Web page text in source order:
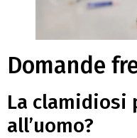
Domande
La clamidiosi
all’uomo?